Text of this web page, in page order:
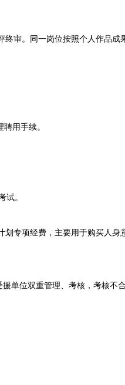
审。同一岗位按照个人作品成
用手续。
。
专项经费，主要用于购买人身
位双重管理、考核，考核不